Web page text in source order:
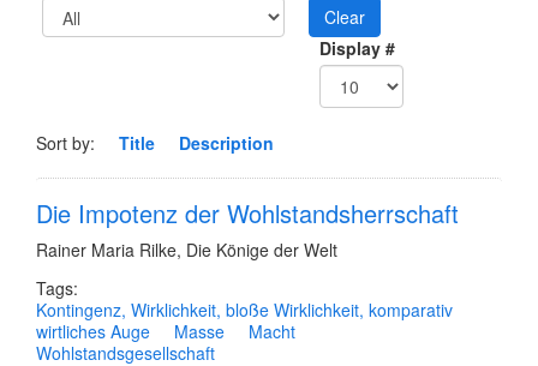
Clear
Display #
Sort by: Title Description
Die Impotenz der Wohlstandsherrschaft
Rainer Maria Rilke, Die Könige der Welt
Tags:
Kontingenz, Wirklichkeit, bloße Wirklichkeit, komparativ
wirtliches Auge
Masse
Macht
Wohlstandsgesellschaft